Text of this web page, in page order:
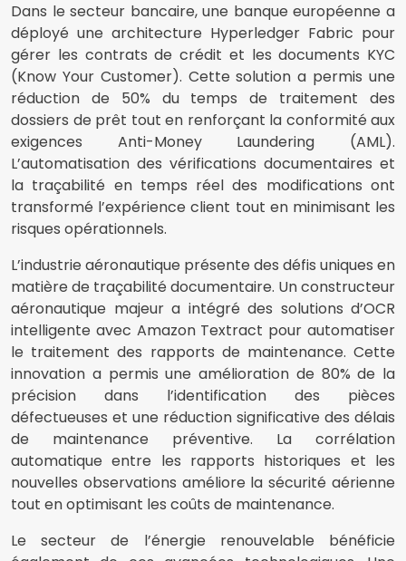
Dans le secteur bancaire, une banque européenne a
déployé une architecture Hyperledger Fabric pour
gérer les contrats de crédit et les documents KYC
(Know Your Customer). Cette solution a permis une
réduction de 50% du temps de traitement des
dossiers de prêt tout en renforçant la conformité aux
exigences Anti-Money Laundering (AML).
L’automatisation des vérifications documentaires et
la traçabilité en temps réel des modifications ont
transformé l’expérience client tout en minimisant les
risques opérationnels.
L’industrie aéronautique présente des défis uniques en
matière de traçabilité documentaire. Un constructeur
aéronautique majeur a intégré des solutions d’OCR
intelligente avec Amazon Textract pour automatiser
le traitement des rapports de maintenance. Cette
innovation a permis une amélioration de 80% de la
précision dans l’identification des pièces
défectueuses et une réduction significative des délais
de maintenance préventive. La corrélation
automatique entre les rapports historiques et les
nouvelles observations améliore la sécurité aérienne
tout en optimisant les coûts de maintenance.
Le secteur de l’énergie renouvelable bénéficie